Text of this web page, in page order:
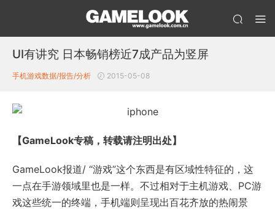
UI有讲究 日本畅销榜近7成产品为竖屏
手机游戏数据/报告/分析 2015-05-08
【GameLook专稿，转载请注明出处】
GameLook报道/ “游戏”这个东西是有区域性特征的，这
一点在手游领域里也是一样。不过相对于主机游戏、PC游
戏这些统一的终端，手机端则呈现出百花齐放的热闹景